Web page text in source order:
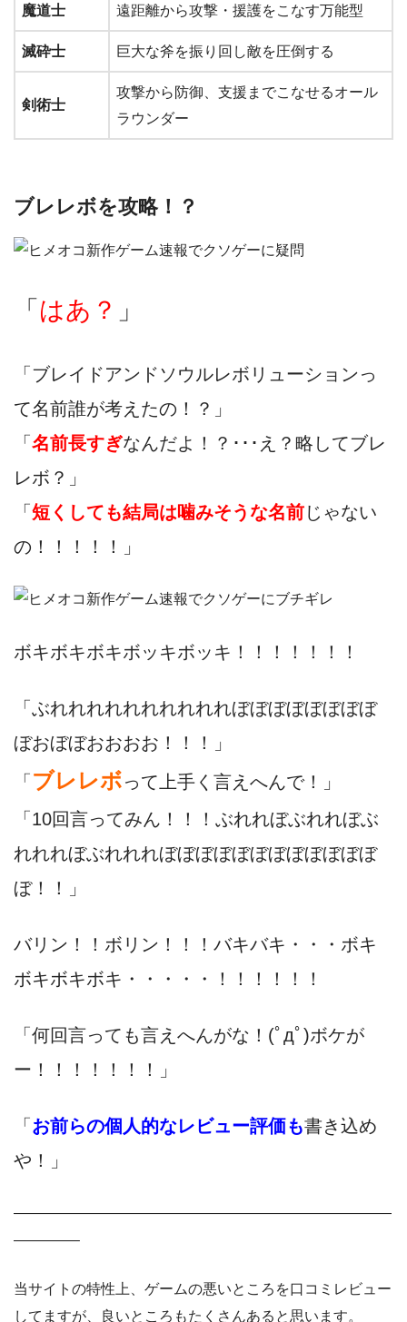
魔道士 遠距離から攻撃・援護をこなす万能型
滅砕士 巨大な斧を振り回し敵を圧倒する
剣術士
攻撃から防御、支援までこなせるオール
ラウンダー
ブレレボを攻略！？
「 はあ？ 」
「ブレイドアンドソウルレボリューションっ
て名前誰が考えたの！？」
「名前長すぎなんだよ！？･･･え？略してブレ
レボ？」
「短くしても結局は噛みそうな名前じゃない
の！！！！！」
ボキボキボキボッキボッキ！！！！！！！
「ぶれれれれれれれれれれぼぼぼぼぼぼぼぼ
ぼおぼぼおおおお！！！」
「ブレレボって上手く言えへんで！」
「10回言ってみん！！！ぶれれぼぶれれぼぶ
れれれぼぶれれれぼぼぼぼぼぼぼぼぼぼぼぼ
ぼ！！」
バリン！！ボリン！！！バキバキ・・・ボキ
ボキボキボキ・・・・・！！！！！！
「何回言っても言えへんがな！(ﾟдﾟ)ボケが
ー！！！！！！！」
「お前らの個人的なレビュー評価も書き込め
や！」
——————————————————————————
————–
当サイトの特性上、ゲームの悪いところを口コミレビュー
してますが、良いところもたくさんあると思います。